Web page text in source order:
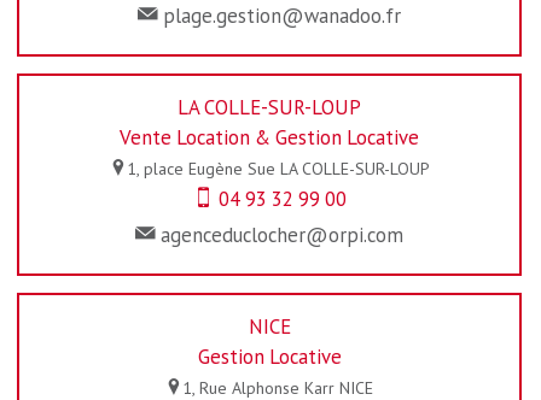
plage.gestion@wanadoo.fr
LA COLLE-SUR-LOUP
Vente Location & Gestion Locative
1, place Eugène Sue LA COLLE-SUR-LOUP
04 93 32 99 00
agenceduclocher@orpi.com
NICE
Gestion Locative
1, Rue Alphonse Karr NICE